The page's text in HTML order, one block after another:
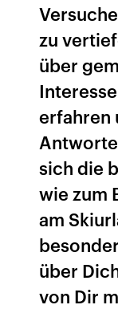
zu
über
erfahren
sich die
wie zum
am
über
von Dir